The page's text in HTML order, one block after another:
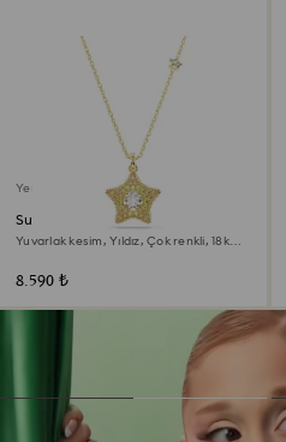
Yeni
Sublima Kolye
Yuvarlak kesim, Yıldız, Çok renkli, 18k
8.590 ₺